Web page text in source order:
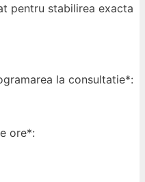
pentru stabilirea exacta
la consultatie*:
ore*: